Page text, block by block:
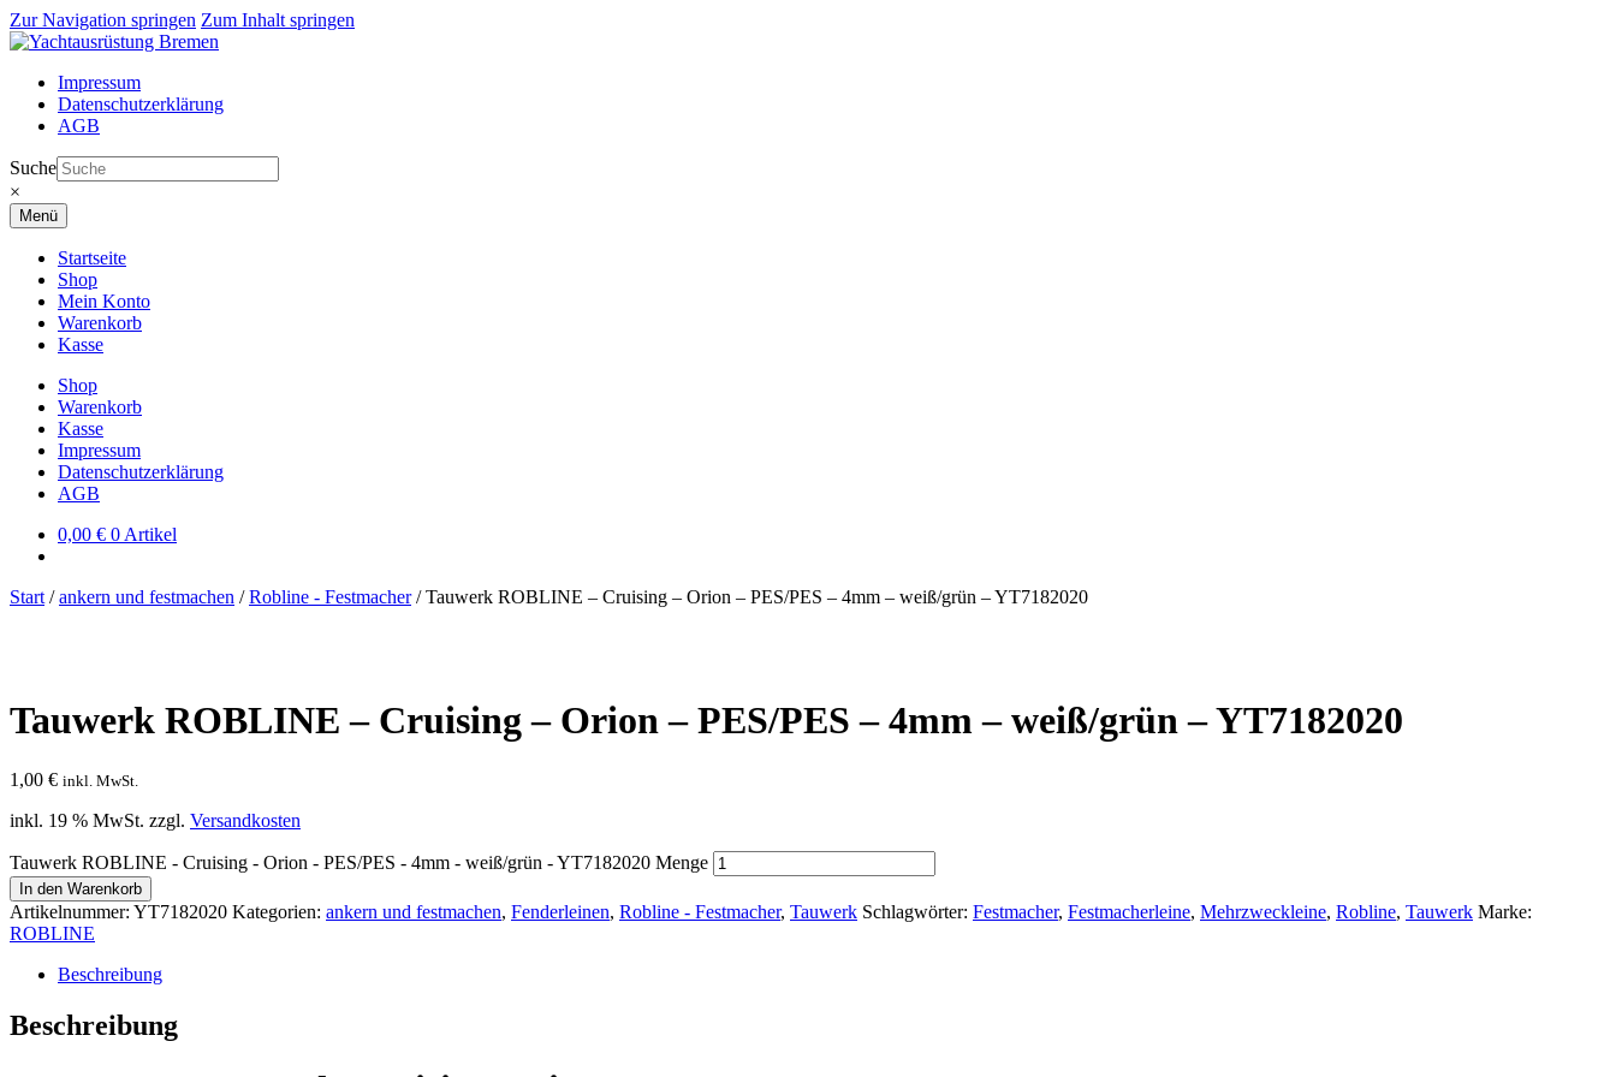
Zur Navigation springen Zum Inhalt springen
Impressum
Datenschutzerklärung
AGB
Suche
×
Menü
Startseite
Shop
Mein Konto
Warenkorb
Kasse
Shop
Warenkorb
Kasse
Impressum
Datenschutzerklärung
AGB
0,00 € 0 Artikel
Start /ankern und festmachen /Robline - Festmacher/Tauwerk ROBLINE – Cruising – Orion – PES/PES – 4mm – weiß/grün – YT7182020
Tauwerk ROBLINE – Cruising – Orion – PES/PES – 4mm – weiß/grün – YT7182020
1,00 € inkl. MwSt.
inkl. 19 % MwSt. zzgl. Versandkosten
Tauwerk ROBLINE - Cruising - Orion - PES/PES - 4mm - weiß/grün - YT7182020 Menge
In den Warenkorb
Artikelnummer: YT7182020 Kategorien: ankern und festmachen, Fenderleinen, Robline - Festmacher, Tauwerk Schlagwörter: Festmacher, Festmacherleine, Mehrzweckleine, Robline, Tauwerk Marke:
ROBLINE
Beschreibung
Beschreibung